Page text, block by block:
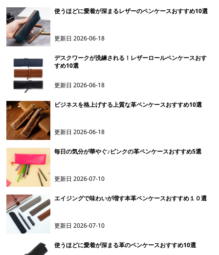
使うほどに愛着が深まるレザーのペンケースおすすめ10選
更新日2026-06-18
デスクワークが洗練される！レザーロールペンケースおす
すめ10選
更新日2026-06-18
ビジネスを格上げする上質な革ペンケースおすすめ10選
更新日2026-06-18
毎日の気分が華やぐ♪ピンクの革ペンケースおすすめ5選
更新日2026-07-10
エイジングで味わいが増す本革ペンケースおすすめ１０選
更新日2026-07-10
使うほどに愛着が深まる革のペンケースおすすめ10選